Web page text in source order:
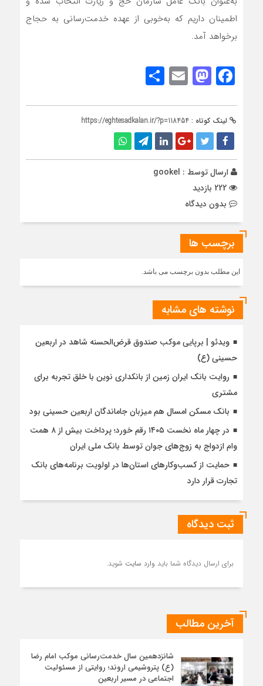
اطمینان داریم که به‌خوبی از عهده خدمت‌رسانی به حجاج
برخواهد آمد.
Facebook
Mastodon
Email
لینک کوتاه : https://eghtesadkalan.ir/?p=118454
ارسال توسط : gookel
بدون دیدگاه
برچسب ها
این مطلب بدون برچسب می باشد.
نوشته های مشابه
ویدئو | برپایی موکب صندوق قرض‌الحسنه شاهد در اربعین
حسینی (ع)
روایت بانک ایران زمین از بانکداری نوین با خلق تجربه برای
مشتری
بانک مسکن امسال هم میزبان جاماندگان اربعین حسینی بود
در چهار ماه نخست ۱۴۰۵ رقم خورد؛ پرداخت بیش از ۸ همت
وام ازدواج به زوج‌های جوان توسط بانک ملی ایران
حمایت از کسب‌وکارهای استان‌ها در اولویت برنامه‌های بانک
تجارت قرار دارد
ثبت دیدگاه
برای ارسال دیدگاه شما باید وارد سایت شوید.
آخرین مطالب
شانزدهمین سال خدمت‌رسانی موکب امام رضا
(ع) پتروشیمی اروند؛ روایتی از مسئولیت
اجتماعی در مسیر اربعین